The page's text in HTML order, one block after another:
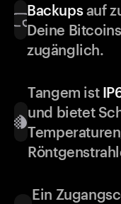
Backupsauf
Deine
zugänglich.
Tangem ist
und bietet
Ein